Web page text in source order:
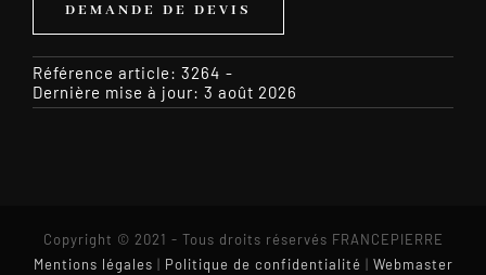
DEMANDE DE DEVIS
Référence article: 3264 -
Dernière mise à jour: 3 août 2026
Copyright © 2021 - Tous droits réservés FRANCEPIERRE
Mentions légales | Politique de confidentialité | Webmaster